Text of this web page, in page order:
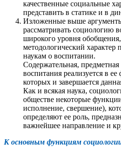
качественные социальные
представить в статике и в
Изложенные выше
рассматривать социологию
широкого уровня
методологический
наукам о воспитании.
Содержательная,
воспитания реализуется в
которых и завершается
Как и всякая наука,
обществе некоторые
исполнение, свершение),
определяют ее роль,
важнейшее направление и
К основным функциям